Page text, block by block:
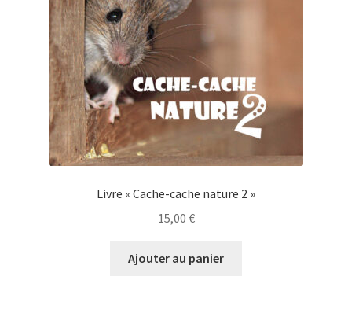
Livre « Cache-cache nature 2 »
15,00 €
Ajouter au panier